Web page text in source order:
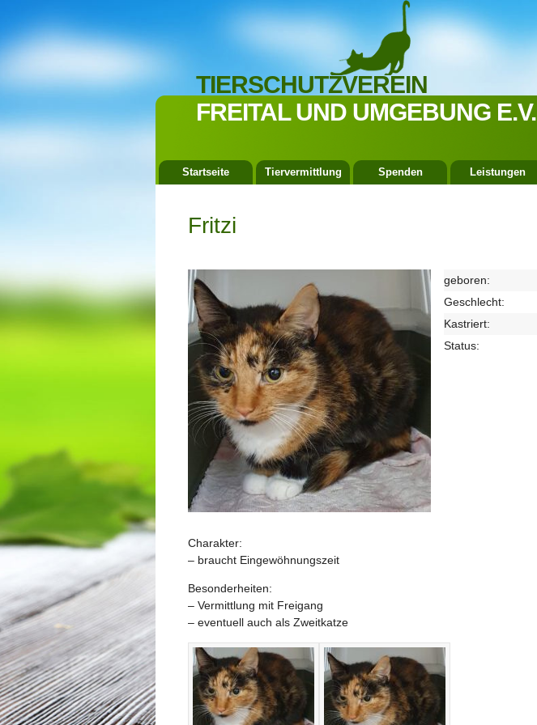
TIERSCHUTZVEREIN
FREITAL UND UMGEBUNG E.V.
Startseite Tiervermittlung Spenden Leistungen
Fritzi
geboren:
Geschlecht:
Kastriert:
Status:
Charakter:
– braucht Eingewöhnungszeit
Besonderheiten:
– Vermittlung mit Freigang
– eventuell auch als Zweitkatze